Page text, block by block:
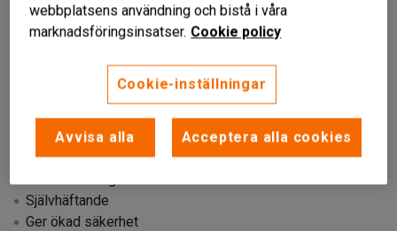
Självhäftande
Ger ökad säkerhet
webbplatsens användning och bistå i våra
marknadsföringsinsatser. Cookie policy
Cookie-inställningar
Avvisa alla Acceptera alla cookies